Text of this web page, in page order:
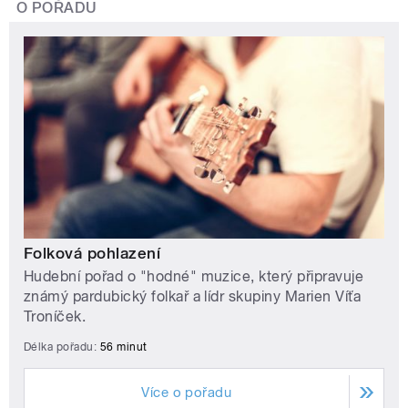
O POŘADU
Folková pohlazení
Hudební pořad o "hodné" muzice, který připravuje
známý pardubický folkař a lídr skupiny Marien Víťa
Troníček.
Délka pořadu: 56 minut
Více o pořadu